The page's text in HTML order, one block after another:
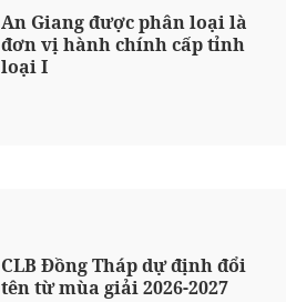
An Giang được phân loại là
đơn vị hành chính cấp tỉnh
loại I
CLB Đồng Tháp dự định đổi
tên từ mùa giải 2026-2027